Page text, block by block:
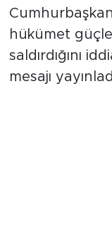
hükümet
saldırdığını
mesajı